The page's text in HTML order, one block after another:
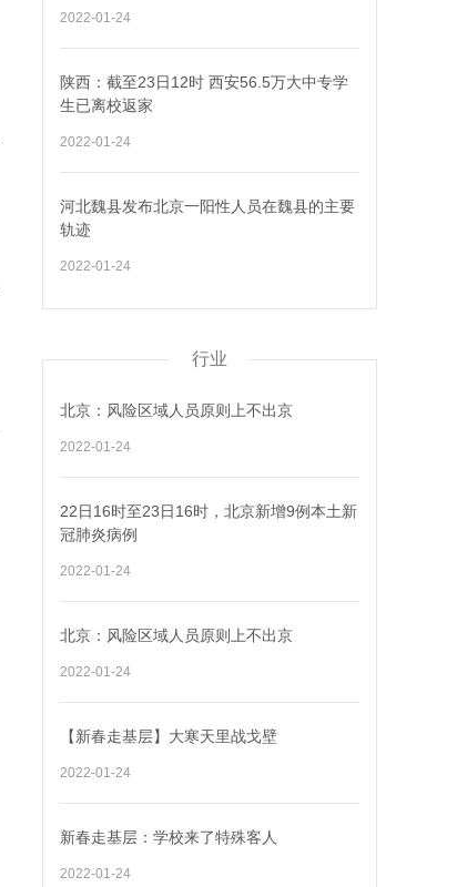
2022-01-24
陕西：截至23日12时 西安56.5万大中专学
生已离校返家
2022-01-24
河北魏县发布北京一阳性人员在魏县的主要
轨迹
2022-01-24
行业
北京：风险区域人员原则上不出京
2022-01-24
22日16时至23日16时，北京新增9例本土新
冠肺炎病例
2022-01-24
北京：风险区域人员原则上不出京
2022-01-24
【新春走基层】大寒天里战戈壁
2022-01-24
新春走基层：学校来了特殊客人
2022-01-24